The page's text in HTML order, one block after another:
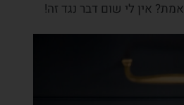
אין לי שום דבר נגד זה!